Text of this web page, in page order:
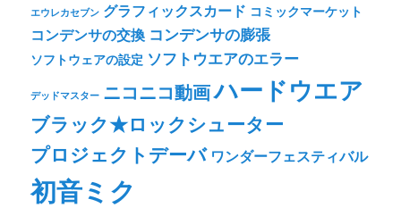
エウレカセブン グラフィックスカード コミックマーケット
コンデンサの交換 コンデンサの膨張
ソフトウェアの設定 ソフトウエアのエラー
デッドマスター ニコニコ動画ハードウエア
ブラック★ロックシューター
プロジェクトデーバ ワンダーフェスティバル
初音ミク